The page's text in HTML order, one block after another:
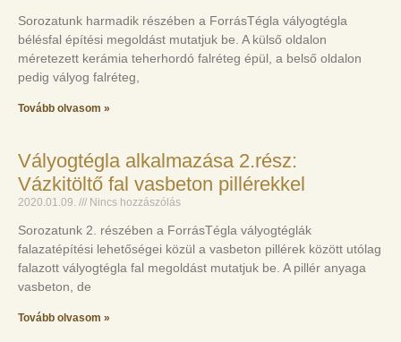
Sorozatunk harmadik részében a ForrásTégla vályogtégla
bélésfal építési megoldást mutatjuk be. A külső oldalon
méretezett kerámia teherhordó falréteg épül, a belső oldalon
pedig vályog falréteg,
Tovább olvasom »
Vályogtégla alkalmazása 2.rész:
Vázkitöltő fal vasbeton pillérekkel
2020.01.09. Nincs hozzászólás
Sorozatunk 2. részében a ForrásTégla vályogtéglák
falazatépítési lehetőségei közül a vasbeton pillérek között utólag
falazott vályogtégla fal megoldást mutatjuk be. A pillér anyaga
vasbeton, de
Tovább olvasom »